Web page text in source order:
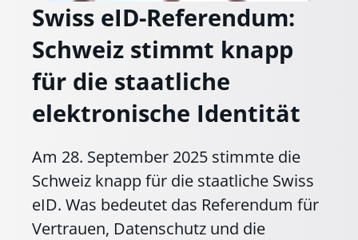
Swiss eID-Referendum:
Schweiz stimmt knapp
für die staatliche
elektronische Identität
Am 28. September 2025 stimmte die
Schweiz knapp für die staatliche Swiss
eID. Was bedeutet das Referendum für
Vertrauen, Datenschutz und die